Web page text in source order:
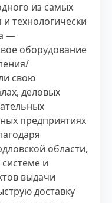
из самых
технологически
—
оборудование
свою
деловых
предприятиях
области,
и
выдачи
доставку